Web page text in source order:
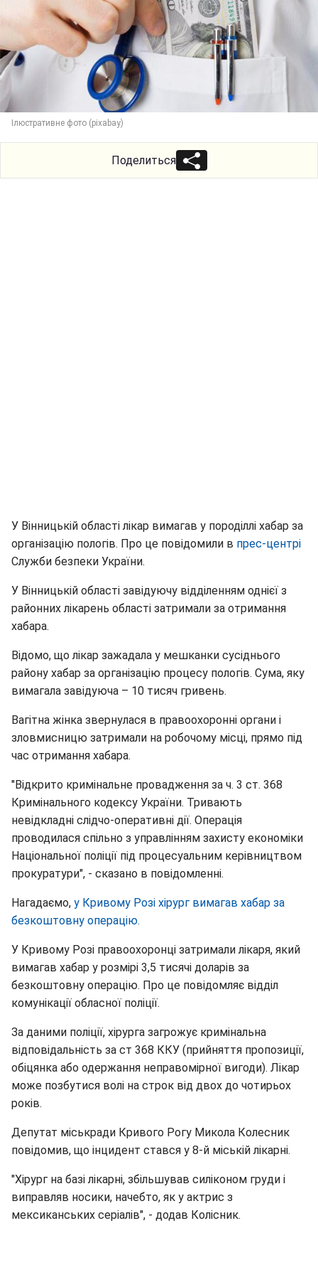
Ілюстративне фото (pixabay)
Поделиться
У Вінницькій області лікар вимагав у породіллі хабар за
організацію пологів. Про це повідомили в прес-центрі
Служби безпеки України.
У Вінницькій області завідуючу відділенням однієї з
районних лікарень області затримали за отримання
хабара.
Відомо, що лікар зажадала у мешканки сусіднього
району хабар за організацію процесу пологів. Сума, яку
вимагала завідуюча – 10 тисяч гривень.
Вагітна жінка звернулася в правоохоронні органи і
зловмисницю затримали на робочому місці, прямо під
час отримання хабара.
"Відкрито кримінальне провадження за ч. 3 ст. 368
Кримінального кодексу України. Тривають
невідкладні слідчо-оперативні дії. Операція
проводилася спільно з управлінням захисту економіки
Національної поліції під процесуальним керівництвом
прокуратури", - сказано в повідомленні.
Нагадаємо, у Кривому Розі хірург вимагав хабар за
безкоштовну операцію.
У Кривому Розі правоохоронці затримали лікаря, який
вимагав хабар у розмірі 3,5 тисячі доларів за
безкоштовну операцію. Про це повідомляє відділ
комунікації обласної поліції.
За даними поліції, хірурга загрожує кримінальна
відповідальність за ст 368 ККУ (прийняття пропозиції,
обіцянка або одержання неправомірної вигоди). Лікар
може позбутися волі на строк від двох до чотирьох
років.
Депутат міськради Кривого Рогу Микола Колесник
повідомив, що інцидент стався у 8-й міській лікарні.
"Хірург на базі лікарні, збільшував силіконом груди і
виправляв носики, начебто, як у актрис з
мексиканських серіалів", - додав Колісник.